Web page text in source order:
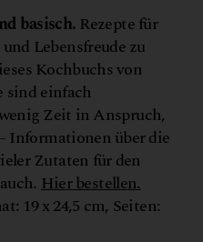
basisch. Rezepte für
Lebensfreude zu
Kochbuchs von
sind einfach
Zeit in Anspruch,
Informationen über die
Zutaten für den
Hier bestellen.
19 x 24,5 cm, Seiten: